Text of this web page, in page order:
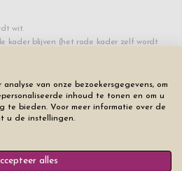
wit.
kader blijven (het rode kader zelf wordt
een hartje toe te voegen.
0/20 ♥ +€ 25
van onze bezoekersgegevens, om
inhoud te tonen en om u
te bieden. Voor meer informatie over de
u de instellingen.
alles